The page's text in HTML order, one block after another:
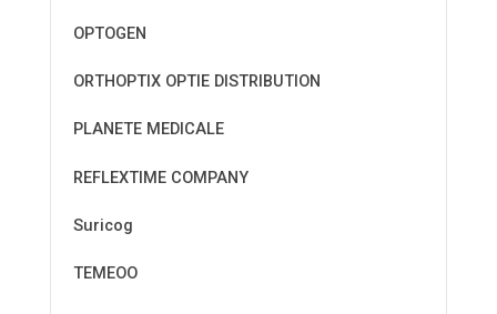
OPTOGEN
ORTHOPTIX OPTIE DISTRIBUTION
PLANETE MEDICALE
REFLEXTIME COMPANY
Suricog
TEMEOO